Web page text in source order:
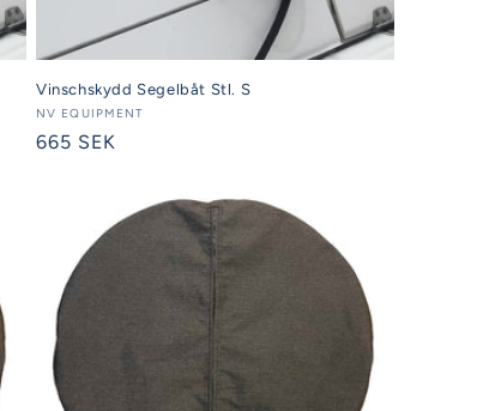
Vinschskydd Segelbåt Stl. S
Säljare:
NV EQUIPMENT
Ordinarie
665 SEK